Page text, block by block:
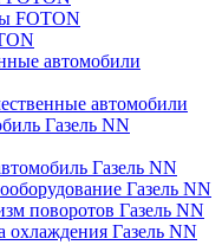
FOTON
автомобили
автомобили
Газель NN
Газель NN
Газель NN
поворотов Газель NN
охлаждения Газель NN